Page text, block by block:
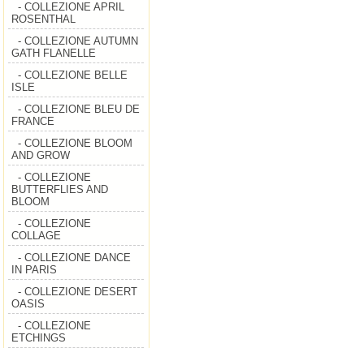
- COLLEZIONE APRIL
ROSENTHAL
- COLLEZIONE AUTUMN
GATH FLANELLE
- COLLEZIONE BELLE
ISLE
- COLLEZIONE BLEU DE
FRANCE
- COLLEZIONE BLOOM
AND GROW
- COLLEZIONE
BUTTERFLIES AND
BLOOM
- COLLEZIONE
COLLAGE
- COLLEZIONE DANCE
IN PARIS
- COLLEZIONE DESERT
OASIS
- COLLEZIONE
ETCHINGS